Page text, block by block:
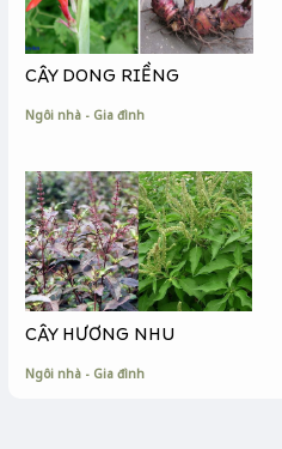
CÂY DONG RIỀNG
Ngôi nhà - Gia đình
CÂY HƯƠNG NHU
Ngôi nhà - Gia đình